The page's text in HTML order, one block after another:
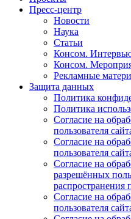
Пресс-центр
Новости
Наука
Статьи
Консом.
Консом.
Рекламные
Защита данных
Политика
Политика
Согласие на
пользователя
Согласие на
пользователя
Согласие на
разрешённых
распространения
Согласие на
пользователя